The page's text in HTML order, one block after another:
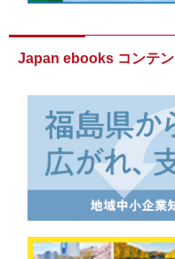
Japan ebooks コンテ